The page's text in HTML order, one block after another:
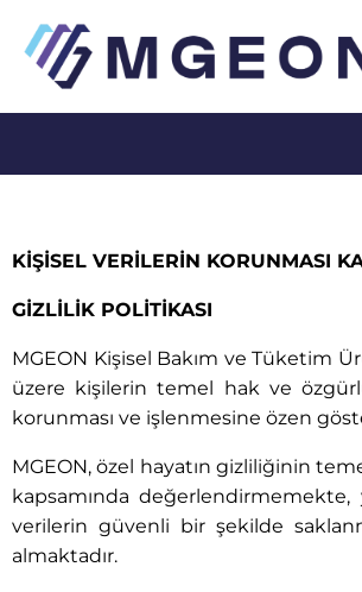
KİŞİSEL VERİLERİN KORUNMASI
GİZLİLİK POLİTİKASI
MGEON Kişisel Bakım ve Tüketim
üzere kişilerin temel hak ve
korunması ve işlenmesine özen
MGEON, özel hayatın gizliliğinin
kapsamında
verilerin güvenli bir şekilde
almaktadır.